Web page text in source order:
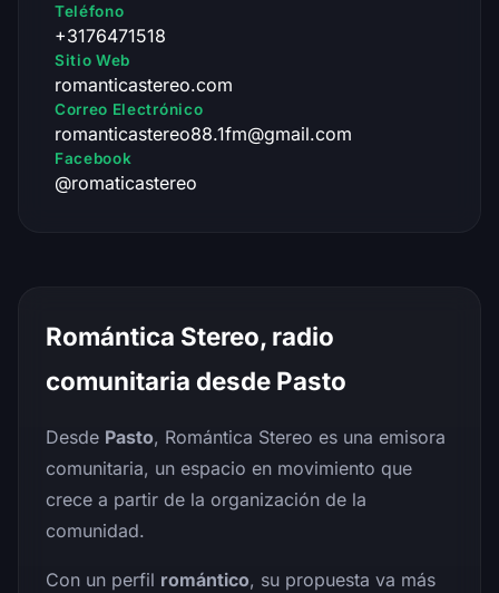
Teléfono
+3176471518
Sitio Web
romanticastereo.com
Correo Electrónico
romanticastereo88.1fm@gmail.com
Facebook
@romaticastereo
Romántica Stereo, radio
comunitaria desde Pasto
Desde Pasto, Romántica Stereo es una emisora
comunitaria, un espacio en movimiento que
crece a partir de la organización de la
comunidad.
Con un perfil romántico, su propuesta va más